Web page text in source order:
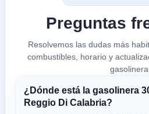
a 0.71 Km
Via Possidonea Snc
REGGIO DI CALABRIA,
89123
Pizzimenti Francesco
a 0.78 Km
Preguntas
Resolvemos las dudas más
combustibles, horario y
gasolinera.
¿Dónde está la gasolinera
Reggio Di Calabria?